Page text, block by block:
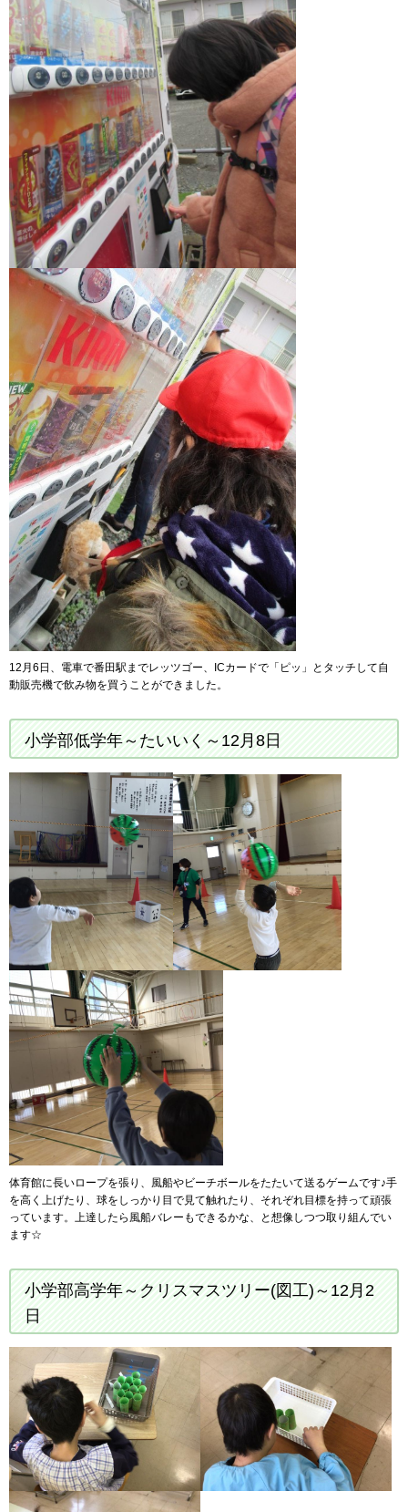
12月6日、電車で番田駅までレッツゴー、ICカードで「ピッ」とタッチして自
動販売機で飲み物を買うことができました。
小学部低学年～たいいく～12月8日
体育館に長いロープを張り、風船やビーチボールをたたいて送るゲームです♪手
を高く上げたり、球をしっかり目で見て触れたり、それぞれ目標を持って頑張
っています。上達したら風船バレーもできるかな、と想像しつつ取り組んでい
ます☆
小学部高学年～クリスマスツリー(図工)～12月2
日